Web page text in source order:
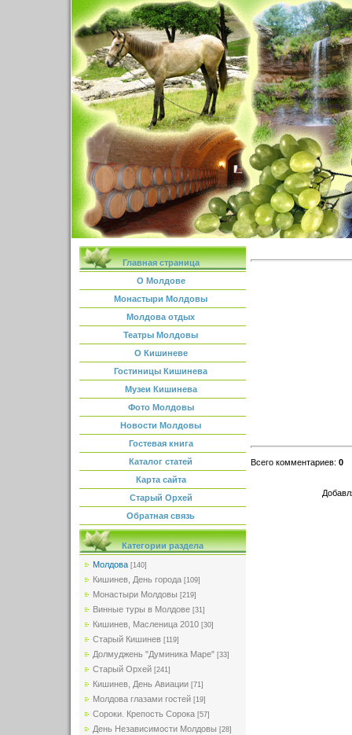
Главная страница
О Молдове
Монастыри Молдовы
Молдова отдых
Театры Молдовы
О Кишиневе
Гостиницы Кишинева
Музеи Кишинева
Фото Молдовы
Новости Молдовы
Гостевая книга
Каталог статей
Карта сайта
Старый Орхей
Обратная связь
Категории раздела
Молдова [140]
Кишинев, День города [109]
Монастыри Молдовы [219]
Винные туры в Молдове [31]
Кишинев, Масленица 2010 [30]
Старый Кишинев [119]
Долмуджень "Думиника Маре" [33]
Старый Орхей [241]
Кишинев, День Авиации [71]
Молдова глазами гостей [19]
Сороки. Крепость Сорока [57]
День Независимости Молдовы [28]
Всего комментариев: 0